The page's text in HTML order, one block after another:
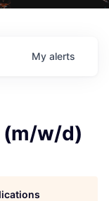
My alerts
(m/w/d)